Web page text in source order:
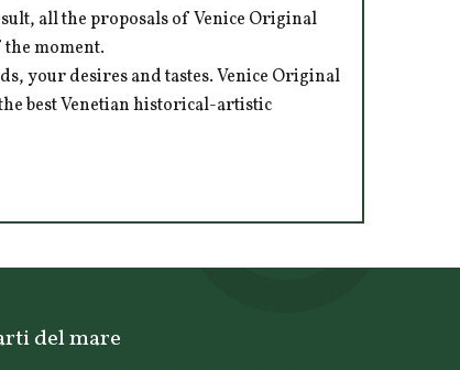
all the proposals of Venice Original
moment.
your desires and tastes. Venice Original
best Venetian historical-artistic
del mare